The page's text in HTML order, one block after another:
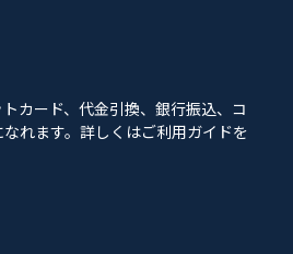
カード、代金引換、銀行振込、コ
れます。詳しくはご利用ガイドを